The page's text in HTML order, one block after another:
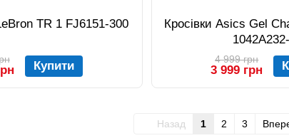
TR 1 FJ6151-300
Купити
Кросівки Asics Gel
4 999 грн
3 999 грн
Назад 1 2 3